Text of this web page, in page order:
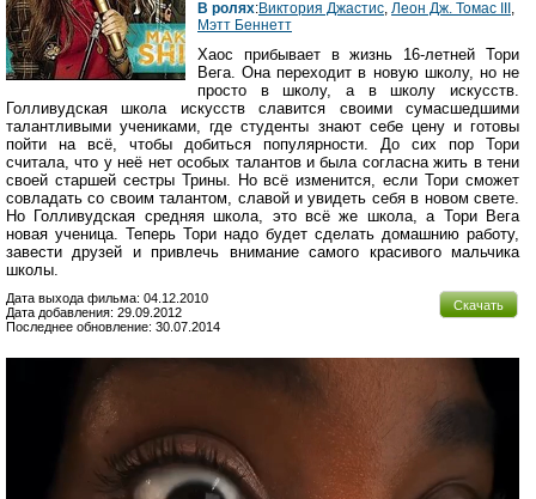
В ролях:Виктория Джастис Леон Дж. Томас III
Мэтт Беннетт
Хаос прибывает в жизнь 16-летней Тори
Вега. Она переходит в новую школу, но не
просто в школу, а в школу искусств.
Голливудская школа искусств славится своими сумасшедшими
талантливыми учениками, где студенты знают себе цену и готовы
пойти на всё, чтобы добиться популярности. До сих пор Тори
считала, что у неё нет особых талантов и была согласна жить в тени
своей старшей сестры Трины. Но всё изменится, если Тори сможет
совладать со своим талантом, славой и увидеть себя в новом свете.
Но Голливудская средняя школа, это всё же школа, а Тори Вега
новая ученица. Теперь Тори надо будет сделать домашнию работу,
завести друзей и привлечь внимание самого красивого мальчика
школы.
Скачать
Дата выхода фильма: 04.12.2010
Дата добавления: 29.09.2012
Последнее обновление: 30.07.2014